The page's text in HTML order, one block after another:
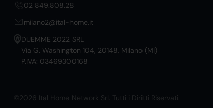
02 849.808.28
milano2@ital-home.it
DUEMME 2022 SRL
Via G. Washington 104, 20148, Milano (MI)
P.IVA: 03469300168
©2026 Ital Home Network Srl. Tutti i Diritti Riservati.